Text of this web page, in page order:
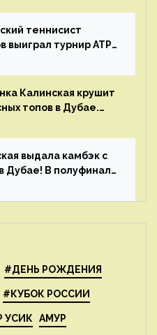
теннисист
выиграл турнир ATP
Калинская крушит
топов в Дубае.
выдала камбэк с
Дубае! В полуфинале
#ДЕНЬ РОЖДЕНИЯ
#КУБОК РОССИИ
УСИК АМУР